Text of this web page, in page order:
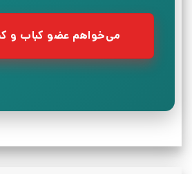
می‌خواهم عضو کباب و